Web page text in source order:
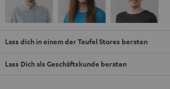
Lass dich in einem der Teufel Stores beraten
Lass Dich als Geschäftskunde beraten